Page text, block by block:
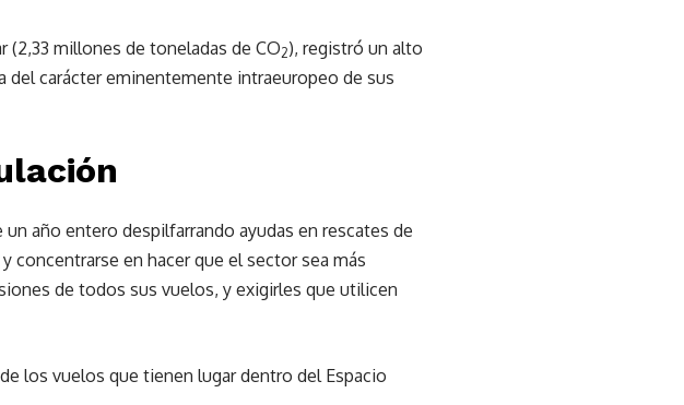
millones de toneladas de CO2), registró un alto
del carácter eminentemente intraeuropeo de sus
año entero despilfarrando ayudas en rescates de
concentrarse en hacer que el sector sea más
de todos sus vuelos, y exigirles que utilicen
los vuelos que tienen lugar dentro del Espacio